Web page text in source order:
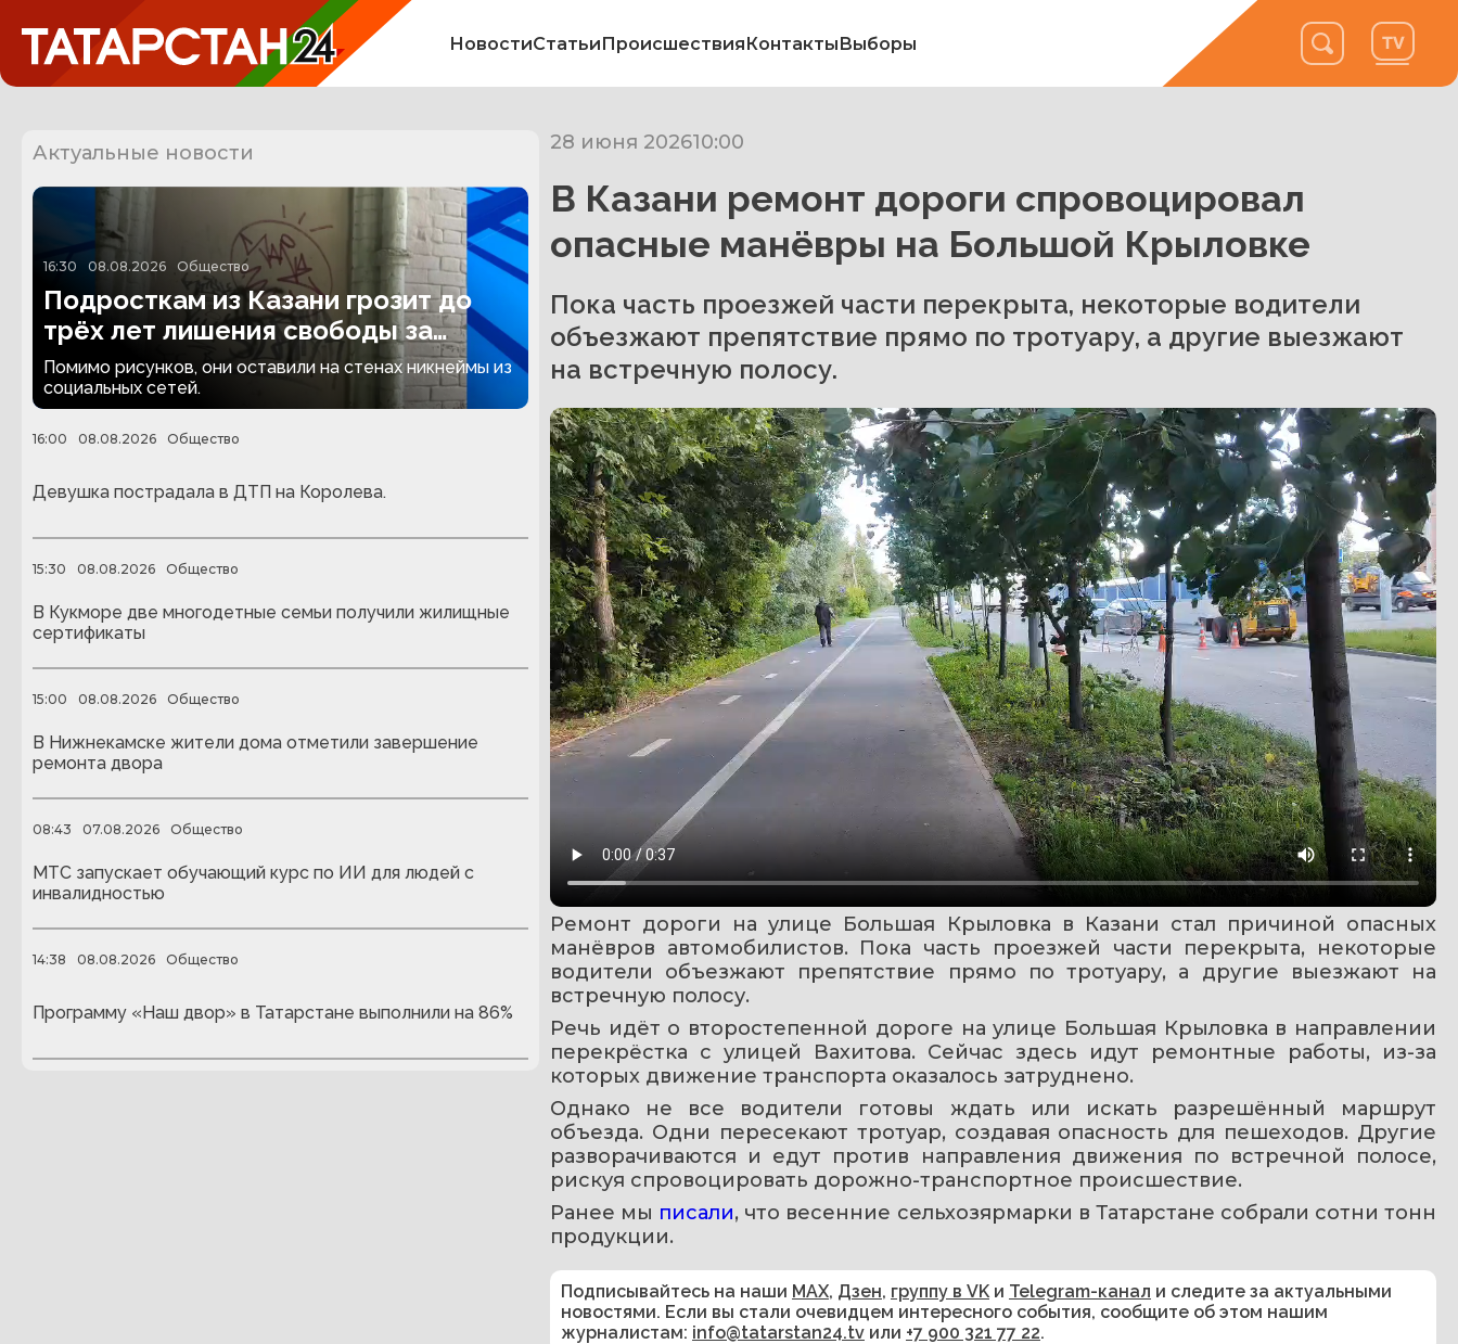
НовостиСтатьиПроисшествияКонтактыВыборы
Актуальные новости
16:30 08.08.2026 Общество
Подросткам из Казани грозит до
трёх лет лишения свободы за
граффити
Помимо рисунков, они оставили на стенах никнеймы из
социальных сетей.
16:00 08.08.2026 Общество
Девушка пострадала в ДТП на Королева.
15:30 08.08.2026 Общество
В Кукморе две многодетные семьи получили жилищные
сертификаты
15:00 08.08.2026 Общество
В Нижнекамске жители дома отметили завершение
ремонта двора
08:43 07.08.2026 Общество
МТС запускает обучающий курс по ИИ для людей с
инвалидностью
14:38 08.08.2026 Общество
Программу «Наш двор» в Татарстане выполнили на 86%
28 июня 202610:00
В Казани ремонт дороги спровоцировал
опасные манёвры на Большой Крыловке
Пока часть проезжей части перекрыта, некоторые водители
объезжают препятствие прямо по тротуару, а другие выезжают
на встречную полосу.
Ремонт дороги на улице Большая Крыловка в Казани стал причиной опасных
манёвров автомобилистов. Пока часть проезжей части перекрыта, некоторые
водители объезжают препятствие прямо по тротуару, а другие выезжают на
встречную полосу.
Речь идёт о второстепенной дороге на улице Большая Крыловка в направлении
перекрёстка с улицей Вахитова. Сейчас здесь идут ремонтные работы, из-за
которых движение транспорта оказалось затруднено.
Однако не все водители готовы ждать или искать разрешённый маршрут
объезда. Одни пересекают тротуар, создавая опасность для пешеходов. Другие
разворачиваются и едут против направления движения по встречной полосе,
рискуя спровоцировать дорожно-транспортное происшествие.
Ранее мы писали, что весенние сельхозярмарки в Татарстане собрали сотни тонн
продукции.
Подписывайтесь на наши MAX, Дзен, группу в VK и Telegram-канал и следите за актуальными
новостями. Если вы стали очевидцем интересного события, сообщите об этом нашим
журналистам: info@tatarstan24.tv или +7 900 321 77 22.